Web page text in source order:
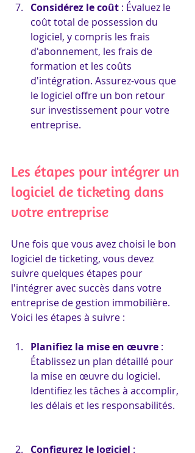
Considérez le coût : Évaluez le
coût total de possession du
logiciel, y compris les frais
d'abonnement, les frais de
formation et les coûts
d'intégration. Assurez-vous que
le logiciel offre un bon retour
sur investissement pour votre
entreprise.
Les étapes pour intégrer un
logiciel de ticketing dans
votre entreprise
Une fois que vous avez choisi le bon
logiciel de ticketing, vous devez
suivre quelques étapes pour
l'intégrer avec succès dans votre
entreprise de gestion immobilière.
Voici les étapes à suivre :
Planifiez la mise en œuvre :
Établissez un plan détaillé pour
la mise en œuvre du logiciel.
Identifiez les tâches à accomplir,
les délais et les responsabilités.
Configurez le logiciel :